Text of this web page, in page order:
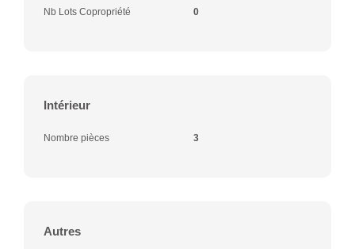
Nb Lots Copropriété 0
Intérieur
Nombre pièces 3
Autres